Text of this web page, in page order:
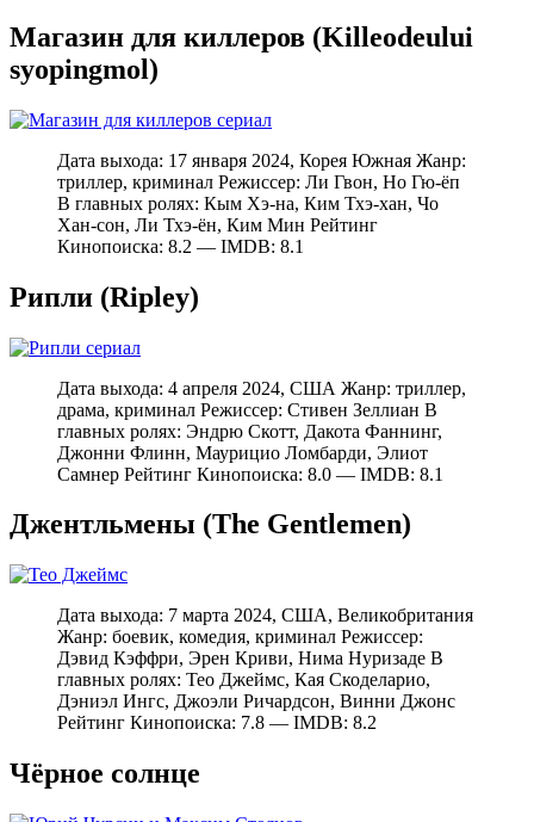
Магазин для киллеров (Killeodeului
syopingmol)
Дата выхода: 17 января 2024, Корея Южная Жанр:
триллер, криминал Режиссер: Ли Гвон, Но Гю-ёп
В главных ролях: Кым Хэ-на, Ким Тхэ-хан, Чо
Хан-сон, Ли Тхэ-ён, Ким Мин Рейтинг
Кинопоиска: 8.2 — IMDB: 8.1
Рипли (Ripley)
Дата выхода: 4 апреля 2024, США Жанр: триллер,
драма, криминал Режиссер: Стивен Зеллиан В
главных ролях: Эндрю Скотт, Дакота Фаннинг,
Джонни Флинн, Маурицио Ломбарди, Элиот
Самнер Рейтинг Кинопоиска: 8.0 — IMDB: 8.1
Джентльмены (The Gentlemen)
Дата выхода: 7 марта 2024, США, Великобритания
Жанр: боевик, комедия, криминал Режиссер:
Дэвид Кэффри, Эрен Криви, Нима Нуризаде В
главных ролях: Тео Джеймс, Кая Скоделарио,
Дэниэл Ингс, Джоэли Ричардсон, Винни Джонс
Рейтинг Кинопоиска: 7.8 — IMDB: 8.2
Чёрное солнце